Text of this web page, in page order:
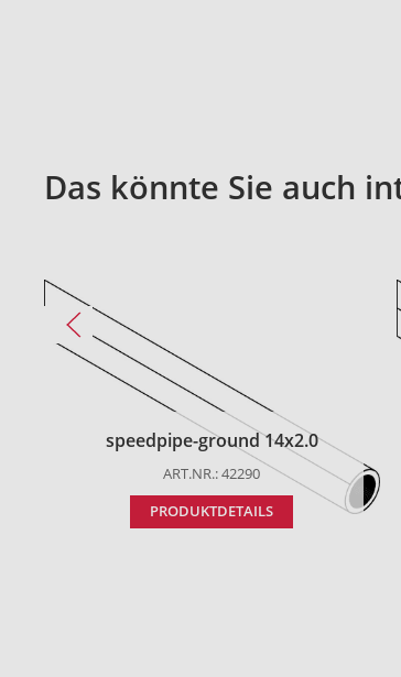
Das könnte Sie auch
speedpipe-ground 14x2.0
ART.NR.: 42290
PRODUKTDETAILS